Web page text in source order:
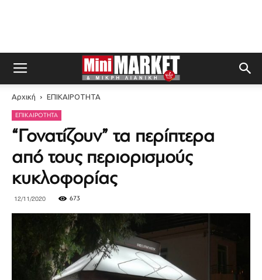
Αρχική ΕΠΙΚΑΙΡΟΤΗΤΑ
ΕΠΙΚΑΙΡΟΤΗΤΑ
“Γονατίζουν” τα περίπτερα
από τους περιορισμούς
κυκλοφορίας
12/11/2020 673